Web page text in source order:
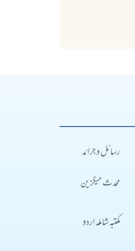
رسائل و جرائد
محدث میگزین
مکتبہ شاملہ اردو